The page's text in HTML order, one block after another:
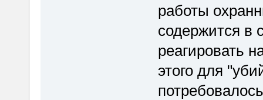
работы
содержится в
реагировать
этого для